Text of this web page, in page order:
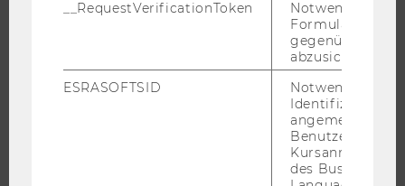
IMPACT DER FORSCHUNG
__RequestVerificationToken
Notwendig, um
gegenüber
abzusichern.
ESRASOFTSID
Notwendig zur
Identifizierung
angemeldeten
Benutzers im
des Business